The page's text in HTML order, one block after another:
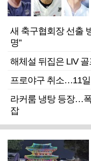
새 축구협회장 선출
명”
해체설 뒤집은 LIV
프로야구 취소…11일
라커룸 냉탕 등장…
잡